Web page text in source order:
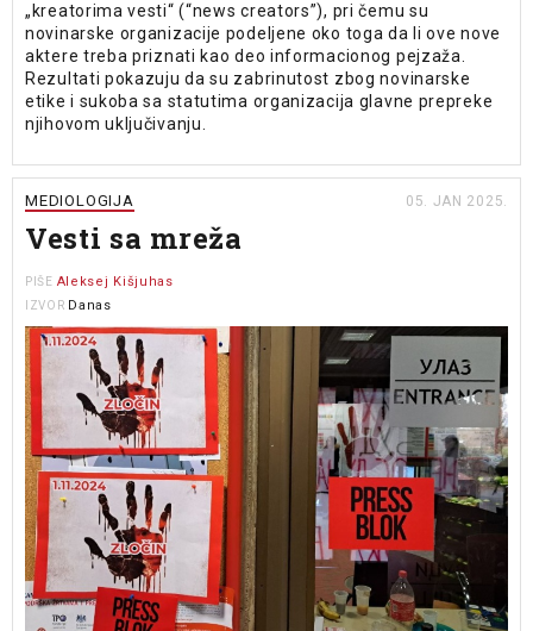
„kreatorima vesti“ (“news creators”), pri čemu su
novinarske organizacije podeljene oko toga da li ove nove
aktere treba priznati kao deo informacionog pejzaža.
Rezultati pokazuju da su zabrinutost zbog novinarske
etike i sukoba sa statutima organizacija glavne prepreke
njihovom uključivanju.
MEDIOLOGIJA 05. JAN 2025.
Vesti sa mreža
PIŠE Aleksej Kišjuhas
IZVOR Danas